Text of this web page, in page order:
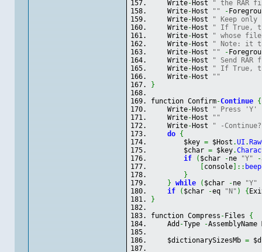
Write- Host
" the RAR
Write- Host "" -
Write- Host
" Keep only
Write- Host
" If True,
Write- Host
" whose
Write- Host
" Note: it
Write- Host "" -
Write- Host
" Send
Write- Host
" If True,
Write- Host
""
}
function Confirm-Continue {
Write- Host
" Press 'Y'
Write- Host
""
Write- Host
" -
do {
$key = $Host .UI .
$char = $key.
if
( $char -ne "Y" -
console] :: beep
}
} while ( $char -ne "Y"
if
( $char -eq "N" ) {
}
function Compress - Files {
Add -Type -
$dictionarySizesMb =